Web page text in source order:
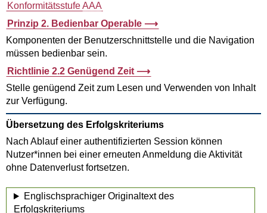
KonformitätsstufeAAA
Prinzip 2. BedienbarOperable
Komponenten der Benutzerschnittstelle und die Navigation
müssen bedienbar sein.
Richtlinie 2.2 Genügend Zeit
Stelle genügend Zeit zum Lesen und Verwenden von Inhalt
zur Verfügung.
Übersetzung des Erfolgskriteriums
Nach Ablauf einer authentifizierten Session können
Nutzer*innen bei einer erneuten Anmeldung die Aktivität
ohne Datenverlust fortsetzen.
Englischsprachiger Originaltext des
Erfolgskriteriums